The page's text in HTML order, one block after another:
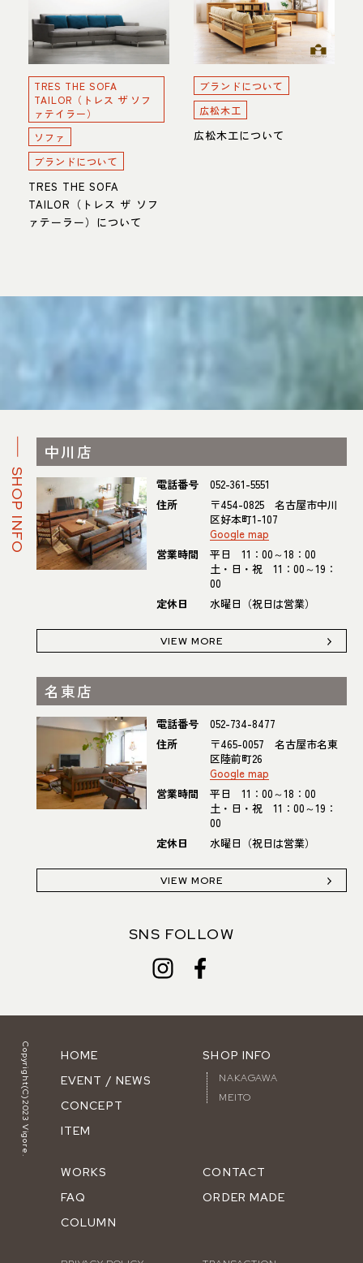
TRES THE SOFA
TAILOR（トレス ザ ソフ
ァテイラー）
ソファ
ブランドについて
TRES THE SOFA
TAILOR（トレス ザ ソフ
ァテーラー）について
ブランドについて
広松木工
広松木工について
SHOP INFO
中川店
電話番号
052-361-5551
住所
〒454-0825 名古屋市中川
区好本町1-107
Google map
営業時間
平日 11：00～18：00
土・日・祝 11：00～19：
00
定休日
水曜日（祝日は営業）
VIEW MORE
名東店
電話番号
052-734-8477
住所
〒465-0057 名古屋市名東
区陸前町26
Google map
営業時間
平日 11：00～18：00
土・日・祝 11：00～19：
00
定休日
水曜日（祝日は営業）
VIEW MORE
SNS FOLLOW
Copyright(C)2023 Vigore.
HOME
EVENT / NEWS
CONCEPT
ITEM
SHOP INFO
NAKAGAWA
MEITO
WORKS
FAQ
COLUMN
CONTACT
ORDER MADE